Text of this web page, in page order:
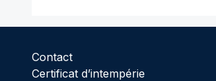
Contact
Certificat d’intempérie